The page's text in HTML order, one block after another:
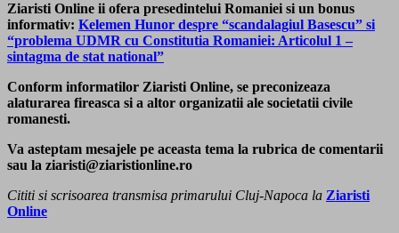
Ziaristi Online ii ofera presedintelui Romaniei si un bonus
informativ: Kelemen Hunor despre “scandalagiul Basescu” si
“problema UDMR cu Constitutia Romaniei: Articolul 1 –
sintagma de stat national”
Conform informatilor Ziaristi Online, se preconizeaza
alaturarea fireasca si a altor organizatii ale societatii civile
romanesti.
Va asteptam mesajele pe aceasta tema la rubrica de comentarii
sau la ziaristi@ziaristionline.ro
Cititi si scrisoarea transmisa primarului Cluj-Napoca la Ziaristi
Online